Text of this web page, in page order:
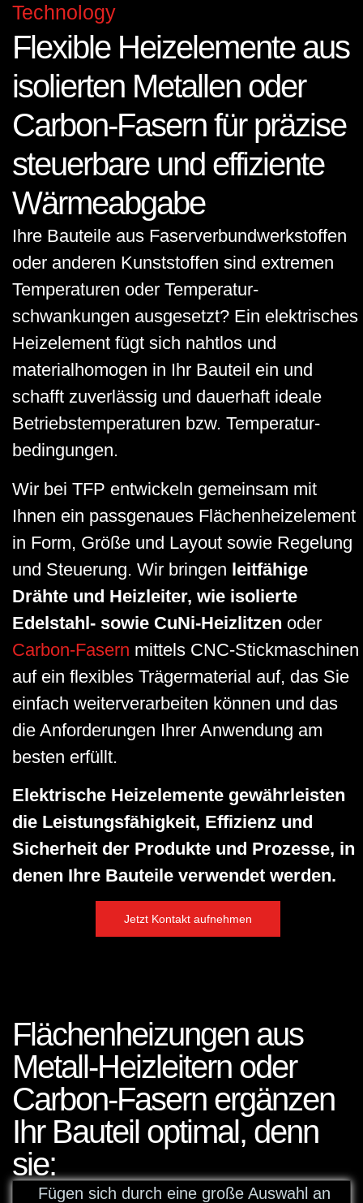
Technology
Flexible Heizelemente aus
isolierten Metallen oder
Carbon-Fasern für präzise
steuerbare und effiziente
Wärmeabgabe
Ihre Bauteile aus Faser­verbund­werkstoffen
oder anderen Kunststoffen sind extremen
Temperaturen oder Temperatur­
schwankungen ausgesetzt? Ein elektrisches
Heizelement fügt sich nahtlos und
materialhomogen in Ihr Bauteil ein und
schafft zuverlässig und dauerhaft ideale
Betriebs­temperaturen bzw. Temperatur­
bedingungen.
Wir bei TFP entwickeln gemeinsam mit
Ihnen ein passgenaues Flächen­heizelement
in Form, Größe und Layout sowie Regelung
und Steuerung. Wir bringen leitfähige
Drähte und Heizleiter, wie isolierte
Edelstahl- sowie CuNi-Heizlitzen oder
Carbon-Fasern mittels CNC-Stickmaschinen
auf ein flexibles Trägermaterial auf, das Sie
einfach weiterverarbeiten können und das
die Anforderungen Ihrer Anwendung am
besten erfüllt.
Elektrische Heizelemente gewährleisten
die Leistungsfähigkeit, Effizienz und
Sicherheit der Produkte und Prozesse, in
denen Ihre Bauteile verwendet werden.
Jetzt Kontakt aufnehmen
Flächenheizungen aus
Metall-Heizleitern oder
Carbon-Fasern ergänzen
Ihr Bauteil optimal, denn
sie:
Fügen sich durch eine große Auswahl an